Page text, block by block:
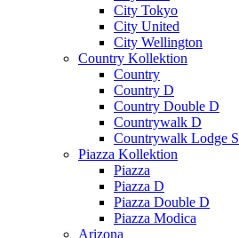
City Tokyo
City United
City Wellington
Country Kollektion
Country
Country D
Country Double D
Countrywalk D
Countrywalk Lodge S
Piazza Kollektion
Piazza
Piazza D
Piazza Double D
Piazza Modica
Arizona